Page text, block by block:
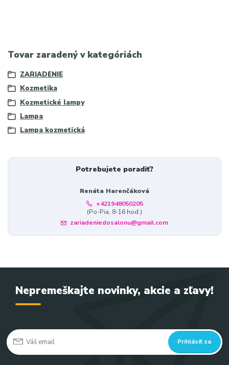
Tovar zaradený v kategóriách
ZARIADENIE
Kozmetika
Kozmetické lampy
Lampa
Lampa kozmetická
Potrebujete poradiť?
Renáta Harenčáková
+421948050205
(Po-Pia, 8-16 hod.)
zariadeniedosalonu@gmail.com
Nepremeškajte novinky, akcie a zľavy!
Prihlásiť sa